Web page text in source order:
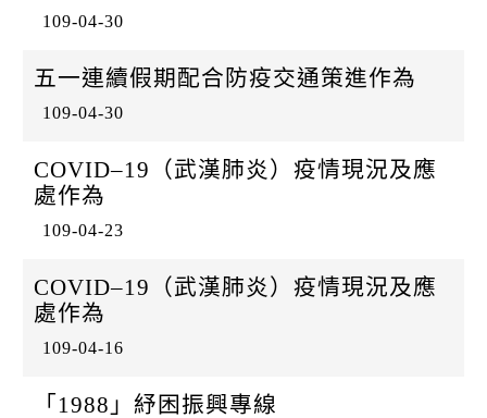
109-04-30
五一連續假期配合防疫交通策進作為
109-04-30
COVID–19（武漢肺炎）疫情現況及應
處作為
109-04-23
COVID–19（武漢肺炎）疫情現況及應
處作為
109-04-16
「1988」紓困振興專線